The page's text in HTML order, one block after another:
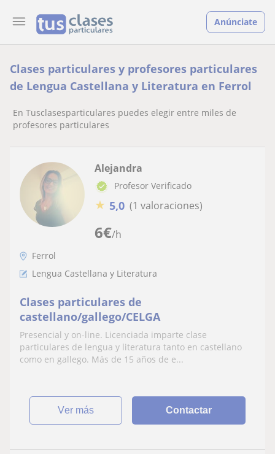
Anúnciate
Clases particulares y profesores particulares
de Lengua Castellana y Literatura en Ferrol
En Tusclasesparticulares puedes elegir entre miles de
profesores particulares
6€/h
Alejandra
Profesor Verificado
★ 5,0 (1 valoraciones)
Ferrol
Lengua Castellana y Literatura
Clases particulares de
castellano/gallego/CELGA
Presencial y on-line. Licenciada imparte clase
particulares de lengua y literatura tanto en castellano
como en gallego. Más de 15 años de e...
ver más Contactar